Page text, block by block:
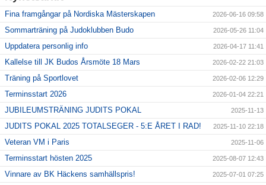
Fina framgångar på Nordiska Mästerskapen 2026-06-16 09:58
Sommarträning på Judoklubben Budo 2026-05-26 11:04
Uppdatera personlig info 2026-04-17 11:41
Kallelse till JK Budos Årsmöte 18 Mars 2026-02-22 21:03
Träning på Sportlovet 2026-02-06 12:29
Terminsstart 2026 2026-01-04 22:21
JUBILEUMSTRÄNING JUDITS POKAL 2025-11-13
JUDITS POKAL 2025 TOTALSEGER - 5:E ÅRET I RAD! 2025-11-10 22:18
Veteran VM i Paris 2025-11-06
Terminsstart hösten 2025 2025-08-07 12:43
Vinnare av BK Häckens samhällspris! 2025-07-01 07:25